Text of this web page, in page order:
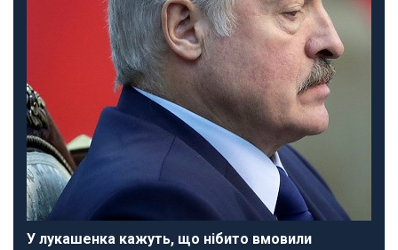
У лукашенка кажуть, що нібито вмовили